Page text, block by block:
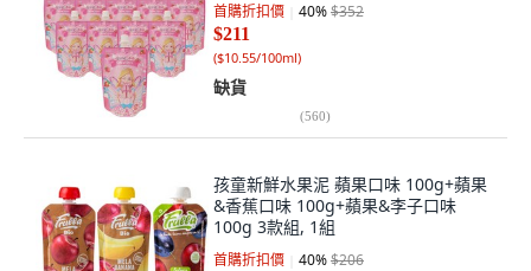
首購折扣價 40%$352
$211
($10.55/100ml)
缺貨
(560)
孩童新鮮水果泥 蘋果口味 100g+蘋果
&香蕉口味 100g+蘋果&李子口味
100g 3款組, 1組
首購折扣價 40%$206